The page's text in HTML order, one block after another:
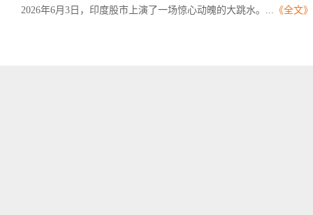
2026年6月3日，印度股市上演了一场惊心动魄的大跳水。... 《全文》